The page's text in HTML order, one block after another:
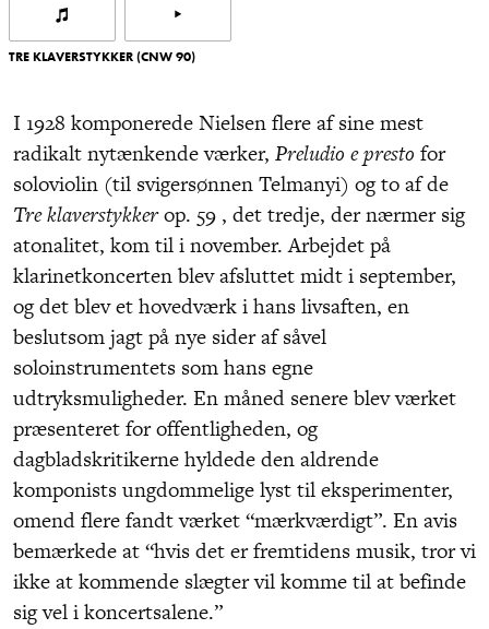
TRE KLAVERSTYKKER (CNW 90)
I 1928 komponerede Nielsen flere af sine mest
radikalt nytænkende værker, Preludio e presto for
soloviolin (til svigersønnen Telmanyi) og to af de
Tre klaverstykkerop. 59 , det tredje, der nærmer sig
atonalitet, kom til i november. Arbejdet på
klarinetkoncerten blev afsluttet midt i september,
og det blev et hovedværk i hans livsaften, en
beslutsom jagt på nye sider af såvel
soloinstrumentets som hans egne
udtryksmuligheder. En måned senere blev værket
præsenteret for offentligheden, og
dagbladskritikerne hyldede den aldrende
komponists ungdommelige lyst til eksperimenter,
omend flere fandt værket “mærkværdigt”. En avis
bemærkede at “hvis det er fremtidens musik, tror vi
ikke at kommende slægter vil komme til at befinde
sig vel i koncertsalene.”